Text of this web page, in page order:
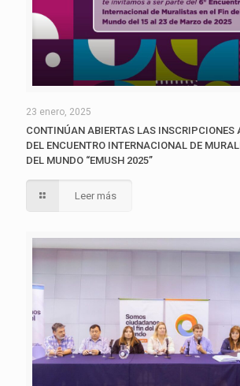
23 enero, 2025
CONTINÚAN ABIERTAS LAS INSCRIPCIONES
DEL ENCUENTRO INTERNACIONAL DE
DEL MUNDO “EMUSH 2025”
Leer más